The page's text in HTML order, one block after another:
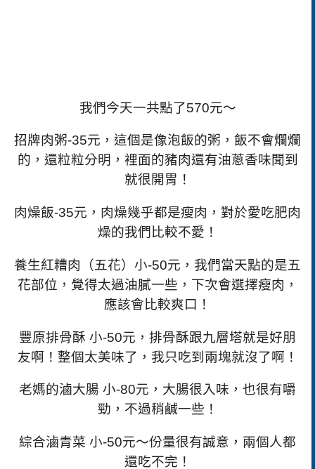
我們今天一共點了570元～
招牌肉粥-35元，這個是像泡飯的粥，飯不會爛爛
的，還粒粒分明，裡面的豬肉還有油蔥香味聞到
就很開胃！
肉燥飯-35元，肉燥幾乎都是瘦肉，對於愛吃肥肉
燥的我們比較不愛！
養生紅糟肉（五花）小-50元，我們當天點的是五
花部位，覺得太過油膩一些，下次會選擇瘦肉，
應該會比較爽口！
豐原排骨酥 小-50元，排骨酥跟九層塔就是好朋
友啊！整個太美味了，我只吃到兩塊就沒了啊！
老媽的滷大腸 小-80元，大腸很入味，也很有嚼
勁，不過稍鹹一些！
綜合滷青菜 小-50元～份量很有誠意，兩個人都
還吃不完！